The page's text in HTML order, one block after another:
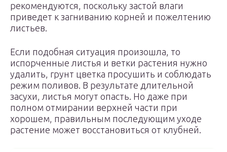
рекомендуются, поскольку застой влаги
приведет к загниванию корней и пожелтению
листьев.
Если подобная ситуация произошла, то
испорченные листья и ветки растения нужно
удалить, грунт цветка просушить и соблюдать
режим поливов. В результате длительной
засухи, листья могут опасть. Но даже при
полном отмирании верхней части при
хорошем, правильным последующим уходе
растение может восстановиться от клубней.